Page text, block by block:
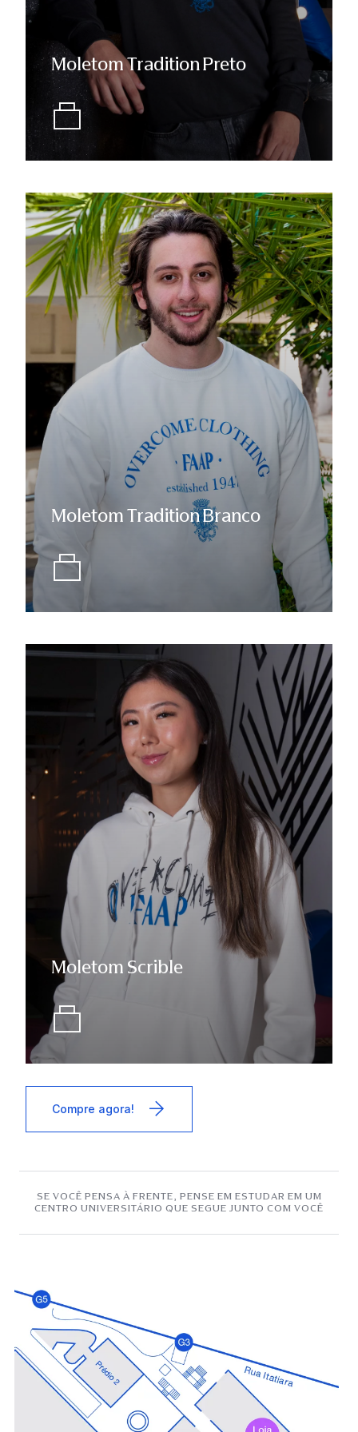
Moletom Tradition Preto
Moletom Tradition Branco
Moletom Scrible
Compre agora!
SE VOCÊ PENSA À FRENTE, PENSE EM ESTUDAR EM UM
CENTRO UNIVERSITÁRIO QUE SEGUE JUNTO COM VOCÊ